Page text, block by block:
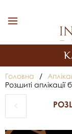
Головна /
Розшиті